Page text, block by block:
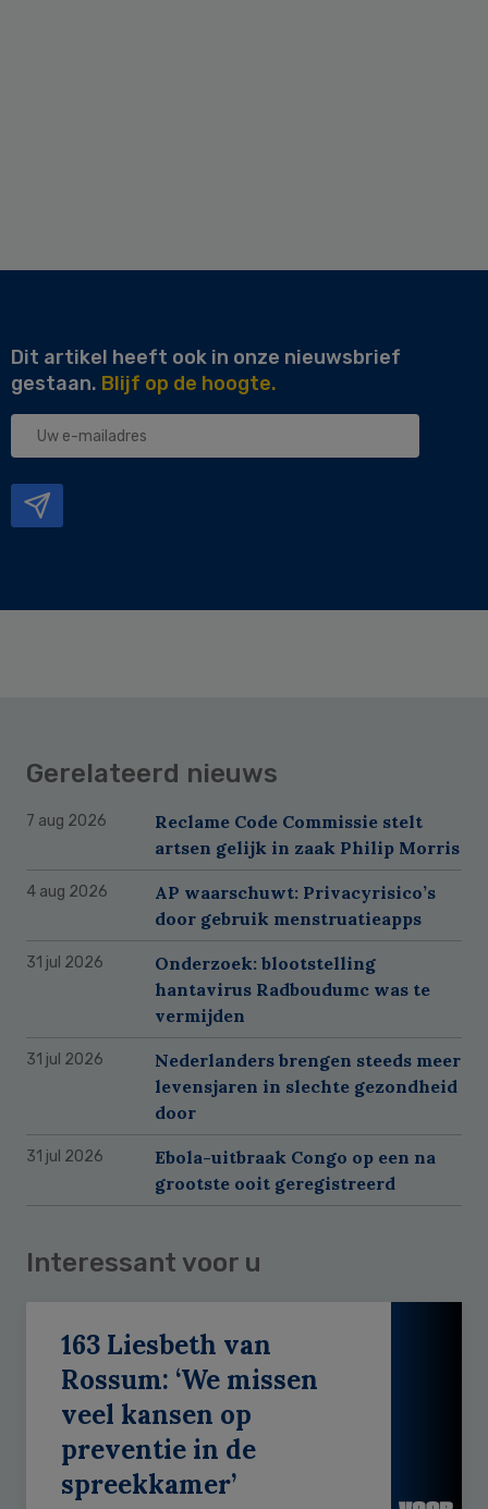
Dit artikel heeft ook in onze nieuwsbrief
gestaan. Blijf op de hoogte.
Uw
Gerelateerd nieuws
7 aug 2026
Reclame Code Commissie stelt
artsen gelijk in zaak Philip Morris
4 aug 2026
AP waarschuwt: Privacyrisico’s
door gebruik menstruatieapps
31 jul 2026
Onderzoek: blootstelling
hantavirus Radboudumc was te
vermijden
31 jul 2026
Nederlanders brengen steeds meer
levensjaren in slechte gezondheid
door
31 jul 2026
Ebola-uitbraak Congo op een na
grootste ooit geregistreerd
Interessant voor u
163 Liesbeth van
Rossum: ‘We missen
veel kansen op
preventie in de
spreekkamer’